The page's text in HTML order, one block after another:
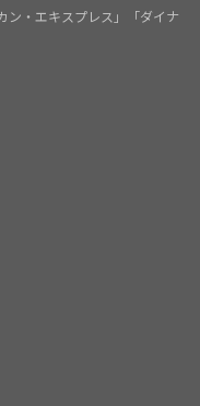
ン・エキスプレス」「ダイナ